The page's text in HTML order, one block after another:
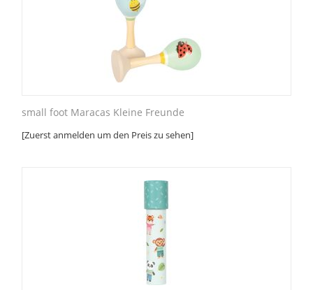
small foot Maracas Kleine Freunde
[Zuerst anmelden um den Preis zu sehen]